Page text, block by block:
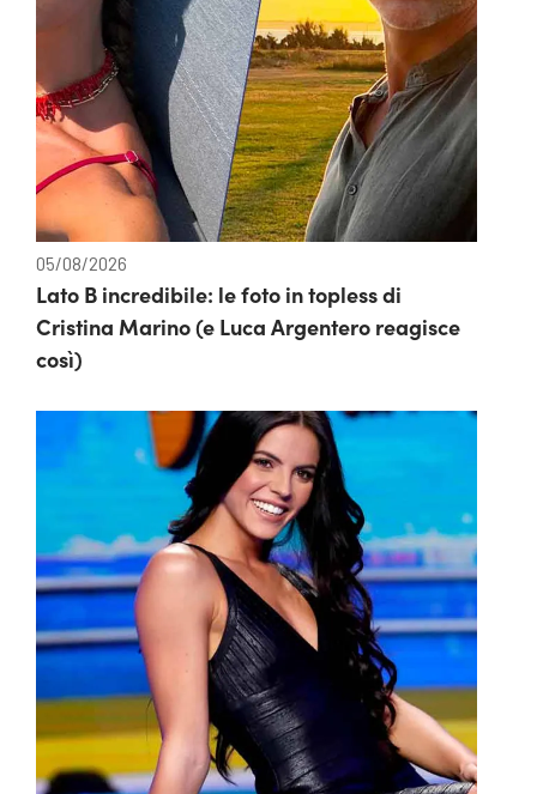
05/08/2026
Lato B incredibile: le foto in topless di
Cristina Marino (e Luca Argentero reagisce
così)